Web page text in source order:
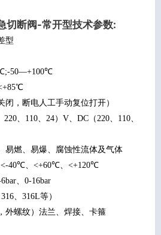
切断阀-常开型技术参数:
型
50—+100℃
闭，断电人工手动复位打开）
220、110、24）V、DC（220、110、
易燃、易爆、腐蚀性流体及气体
40℃、<+60℃、<+120℃
、0-16bar
、316L等）
外螺纹）法兰、焊接、卡箍